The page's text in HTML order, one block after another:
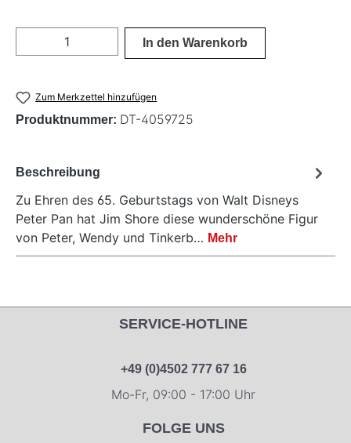
Produkt Anzahl: Gib den gewünschten
In den Warenkorb
Zum Merkzettel hinzufügen
Produktnummer: DT-4059725
Beschreibung
Zu Ehren des 65. Geburtstags von Walt Disneys
Peter Pan hat Jim Shore diese wunderschöne Figur
von Peter, Wendy und Tinkerb… Mehr
SERVICE-HOTLINE
+49 (0)4502 777 67 16
Mo-Fr, 09:00 - 17:00 Uhr
FOLGE UNS